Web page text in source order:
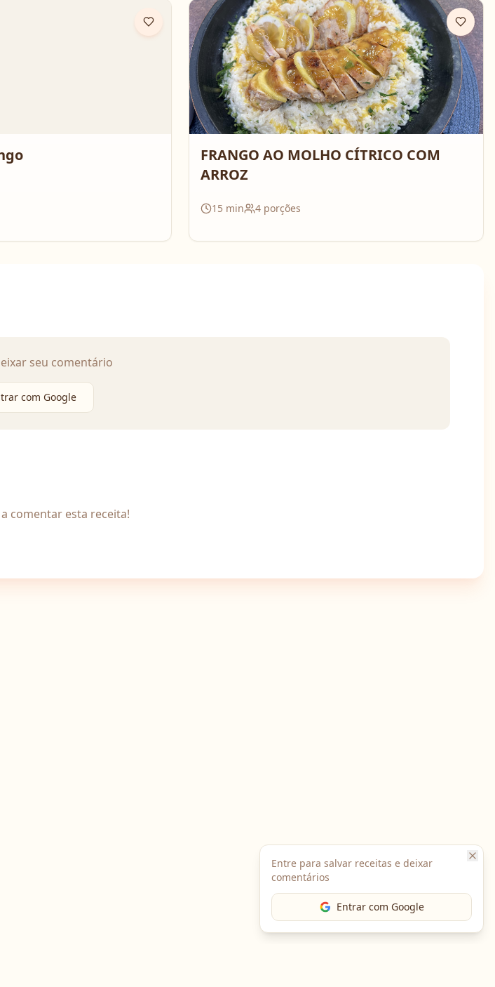
Entre para salvar receitas e deixar
comentários
Entrar com Google
daquelas receitas que reúnem
FRANGO AO MOLHO CÍTRICO COM
ARROZ
15min 4porções
seu comentário
com Google
comentar esta receita!